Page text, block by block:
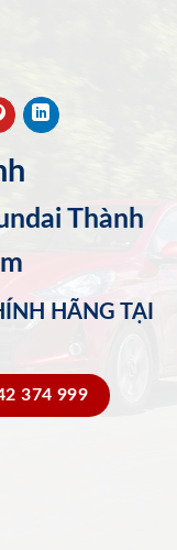
Thành
HÃNG TẠI
374 999